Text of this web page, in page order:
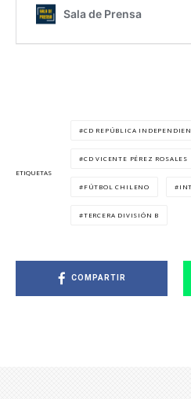
ETIQUETAS
CD REPÚBLICA
CD VICENTE PÉREZ ROSALES
FÚTBOL CHILENO
TERCERA DIVISIÓN B
COMPARTIR